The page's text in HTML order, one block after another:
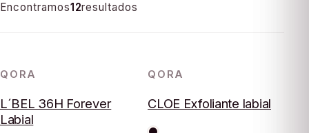
Encontramos12resultados
QORA
L´BEL 36H Forever
Labial
-38%
QORA
CLOE Exfoliante labial